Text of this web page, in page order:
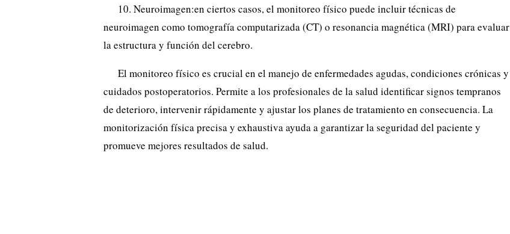
10. Neuroimagen:en ciertos casos, el monitoreo físico puede incluir técnicas de
neuroimagen como tomografía computarizada (CT) o resonancia magnética (MRI) para evaluar
la estructura y función del cerebro.
El monitoreo físico es crucial en el manejo de enfermedades agudas, condiciones crónicas y
cuidados postoperatorios. Permite a los profesionales de la salud identificar signos tempranos
de deterioro, intervenir rápidamente y ajustar los planes de tratamiento en consecuencia. La
monitorización física precisa y exhaustiva ayuda a garantizar la seguridad del paciente y
promueve mejores resultados de salud.